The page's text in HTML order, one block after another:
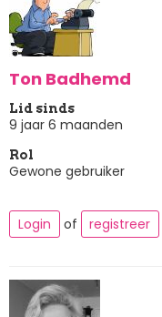
Ton Badhemd
Lid sinds
9 jaar 6 maanden
Rol
Gewone gebruiker
Login of registreer